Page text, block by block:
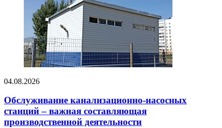
04.08.2026
Обслуживание канализационно-насосных
станций – важная составляющая
производственной деятельности